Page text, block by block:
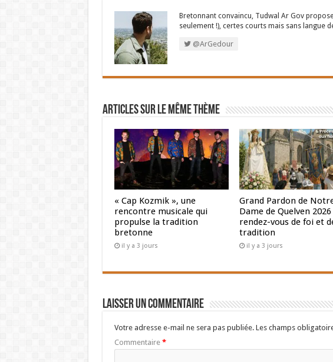
Bretonnant convaincu, Tudwal Ar Gov
seulement !), certes courts mais sans langue
@ArGedour
Articles sur le même thème
« Cap Kozmik », une
rencontre musicale qui
propulse la tradition
bretonne
il y a 3 jours
Grand Pardon de
Dame de Quelven
rendez-vous de foi et
tradition
il y a 3 jours
Laisser un commentaire
Votre adresse e-mail ne sera pas publiée. Les champs
Commentaire *